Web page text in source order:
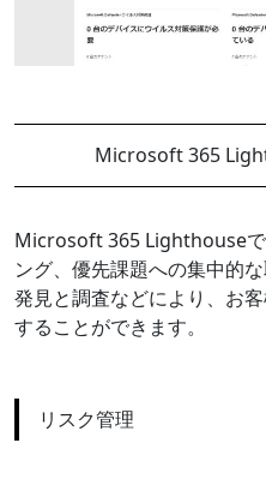
Microsoft 365
Microsoft 365 Lighthouseで
ング、優先課題への集中的
発見と調査などにより、お
することができます。
リスク管理